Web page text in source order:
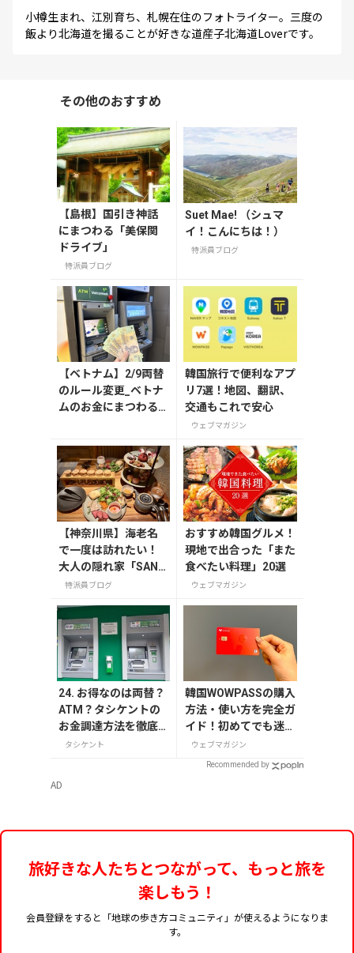
小樽生まれ、江別育ち、札幌在住のフォトライター。三度の
飯より北海道を撮ることが好きな道産子北海道Loverです。
その他のおすすめ
【島根】国引き神話
にまつわる「美保関
ドライブ」
特派員ブログ
Suet Mae! （シュマ
イ！こんにちは！）
特派員ブログ
【ベトナム】2/9両替
のルール変更_ベトナ
ムのお金にまつわる
韓国旅行で便利なアプ
リ7選！地図、翻訳、
交通もこれで安心
ウェブマガジン
【神奈川県】海老名
で一度は訪れたい！
大人の隠れ家「SAND
GLASS 熾火」で味わ
ー
特派員ブログ
おすすめ韓国グルメ！
現地で出合った「また
食べたい料理」20選
ウェブマガジン
24. お得なのは両替？
ATM？タシケントの
お金調達方法を徹底
調査【2022年最新情
タシケント
韓国WOWPASSの購入
方法・使い方を完全ガ
イド！初めてでも迷わ
ない
ウェブマガジン
Recommended by
AD
旅好きな人たちとつながって、もっと旅を
楽しもう！
会員登録をすると「地球の歩き方コミュニティ」が使えるようになりま
す。